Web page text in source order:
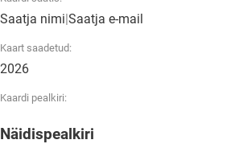
Saatja nimi|Saatja e-mail
Kaart saadetud:
2026
Kaardi pealkiri:
Näidispealkiri